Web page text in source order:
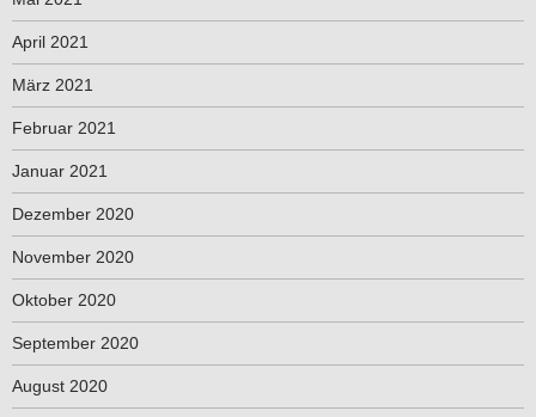
April 2021
März 2021
Februar 2021
Januar 2021
Dezember 2020
November 2020
Oktober 2020
September 2020
August 2020